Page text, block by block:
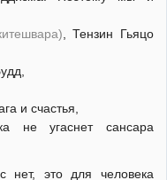
, Тензин Гьяцо
и счастья,
не угаснет сансара
нет, это для человека